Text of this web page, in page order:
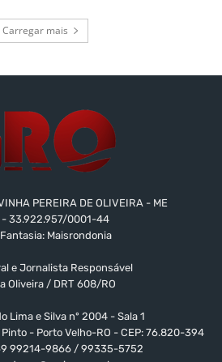
Carregar mais
PEREIRA DE OLIVEIRA - ME
- 33.922.957/0001-44
Maisrondonia
e Jornalista Responsável
Oliveira / DRT 608/RO
Lima e Silva nº 2004 - Sala 1
- Porto Velho-RO - CEP: 76.820-394
99214-9866 / 99335-5752